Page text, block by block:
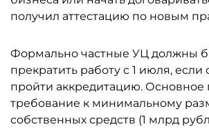
получил аттестацию по новым
Формально частные УЦ должны
прекратить работу с 1 июля,
пройти аккредитацию. Основное
требование к минимальному
собственных средств (1 млрд